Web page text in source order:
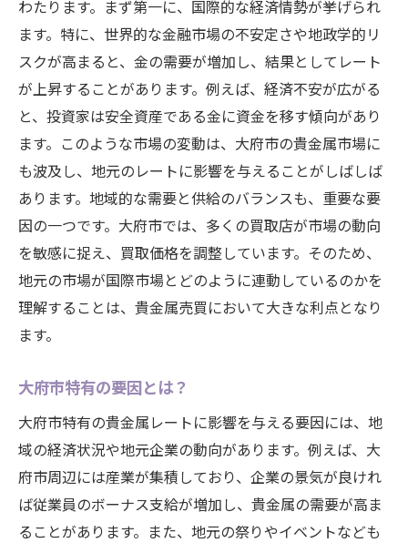
大府市の貴金属市場での賢い立ち回り方
取引のプロが教えるレート交渉の技
失敗しないための貴金属売買の注意点
大府市でのレートを見極めるコツ
地元の情報を活かした貴金属活用法
愛知県大府市で貴金属の価値を最大化するため
のレートの秘密を探る
貴金属の価値を引き出すための基本戦略
大府市での貴金属価値を高める秘訣
市場価値を最大限に活かす売買テクニック
貴金属におけるレートの影響力を理解する
価値を保つための定期的な市場分析
大府市で貴金属レートを上手に活用するための
実践的アドバイス
実践的な貴金属取引のステップ
レート活用のための具体的アクションプラ
ン
わたります。まず第一に、国際的な経済情勢が挙げられ
ます。特に、世界的な金融市場の不安定さや地政学的リ
スクが高まると、金の需要が増加し、結果としてレート
が上昇することがあります。例えば、経済不安が広がる
と、投資家は安全資産である金に資金を移す傾向があり
ます。このような市場の変動は、大府市の貴金属市場に
も波及し、地元のレートに影響を与えることがしばしば
あります。地域的な需要と供給のバランスも、重要な要
因の一つです。大府市では、多くの買取店が市場の動向
を敏感に捉え、買取価格を調整しています。そのため、
地元の市場が国際市場とどのように連動しているのかを
理解することは、貴金属売買において大きな利点となり
ます。
大府市特有の要因とは？
大府市特有の貴金属レートに影響を与える要因には、地
域の経済状況や地元企業の動向があります。例えば、大
府市周辺には産業が集積しており、企業の景気が良けれ
ば従業員のボーナス支給が増加し、貴金属の需要が高ま
ることがあります。また、地元の祭りやイベントなども